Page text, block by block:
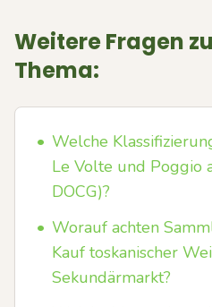
Weitere Fragen
Thema:
• Welche
Le Volte und Poggio
DOCG)?
• Worauf achten
Kauf toskanischer
Sekundärmarkt?